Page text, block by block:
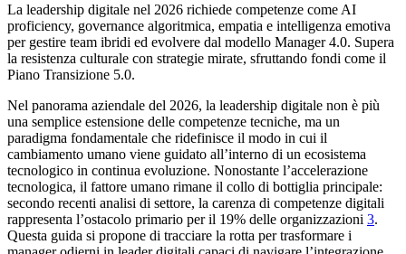
La leadership digitale nel 2026 richiede competenze come AI
proficiency, governance algoritmica, empatia e intelligenza emotiva
per gestire team ibridi ed evolvere dal modello Manager 4.0. Supera
la resistenza culturale con strategie mirate, sfruttando fondi come il
Piano Transizione 5.0.
Nel panorama aziendale del 2026, la leadership digitale non è più
una semplice estensione delle competenze tecniche, ma un
paradigma fondamentale che ridefinisce il modo in cui il
cambiamento umano viene guidato all’interno di un ecosistema
tecnologico in continua evoluzione. Nonostante l’accelerazione
tecnologica, il fattore umano rimane il collo di bottiglia principale:
secondo recenti analisi di settore, la carenza di competenze digitali
rappresenta l’ostacolo primario per il 19% delle organizzazioni 3.
Questa guida si propone di tracciare la rotta per trasformare i